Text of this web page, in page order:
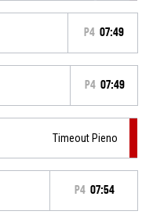
P4 07:49
P4 07:49
Timeout Pieno
P4 07:54